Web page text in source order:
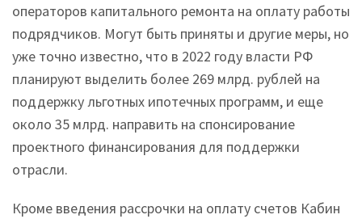
операторов капитального ремонта на оплату работы
подрядчиков. Могут быть приняты и другие меры, но
уже точно известно, что в 2022 году власти РФ
планируют выделить более 269 млрд. рублей на
поддержку льготных ипотечных программ, и еще
около 35 млрд. направить на спонсирование
проектного финансирования для поддержки
отрасли.
Кроме введения рассрочки на оплату счетов Кабин